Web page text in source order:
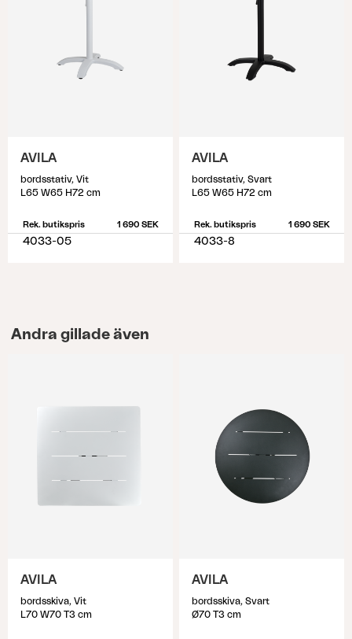
AVILA
bordsstativ, Vit
L65 W65 H72 cm
Rek. butikspris 1 690 SEK
4033-05
AVILA
bordsstativ, Svart
L65 W65 H72 cm
Rek. butikspris 1 690 SEK
4033-8
Andra gillade även
AVILA
bordsskiva, Vit
L70 W70 T3 cm
AVILA
bordsskiva, Svart
Ø70 T3 cm